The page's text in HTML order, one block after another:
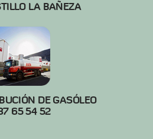
LA BAÑEZA
DE GASÓLEO
65 54 52